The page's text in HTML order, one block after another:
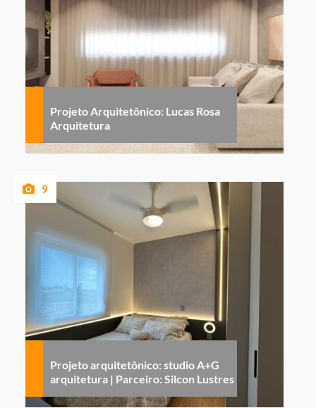
Projeto Arquitetônico: Lucas Rosa
Arquitetura
9
Projeto arquitetônico: studio A+G
arquitetura | Parceiro: Silcon Lustres